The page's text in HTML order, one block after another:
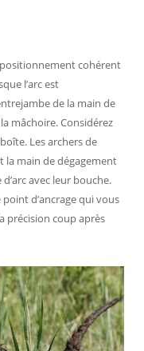
positionnement cohérent
l’arc est
de la main de
mâchoire. Considérez
Les archers de
la main de dégagement
avec leur bouche.
d’ancrage qui vous
précision coup après